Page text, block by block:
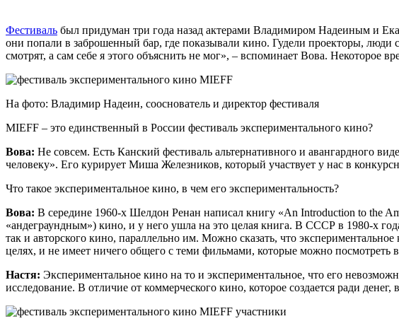
Фестиваль был придуман три года назад актерами Владимиром Надеиным и
они попали в заброшенный бар, где показывали кино. Гудели проекторы, люди
смотрят, а сам себе я этого объяснить не мог», – вспоминает Вова. Некоторое
На фото: Владимир Надеин, сооснователь и директор фестиваля
MIEFF – это единственный в России фестиваль экспериментального кино?
Вова: Не совсем. Есть Канский фестиваль альтернативного и авангардного
человеку». Его курирует Миша Железников, который участвует у нас в
Что такое экспериментальное кино, в чем его экспериментальность?
Вова: В середине 1960-х Шелдон Ренан написал книгу «An Introduction to the
«андеграундным») кино, и у него ушла на это целая книга. В СССР в 1980-х
так и авторского кино, параллельно им. Можно сказать, что
целях, и не имеет ничего общего с теми фильмами, которые можно посмотреть
Настя: Экспериментальное кино на то и экспериментальное, что его
исследование. В отличие от коммерческого кино, которое создается ради